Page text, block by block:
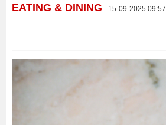
EATING & DINING - 15-09-2025 09:57